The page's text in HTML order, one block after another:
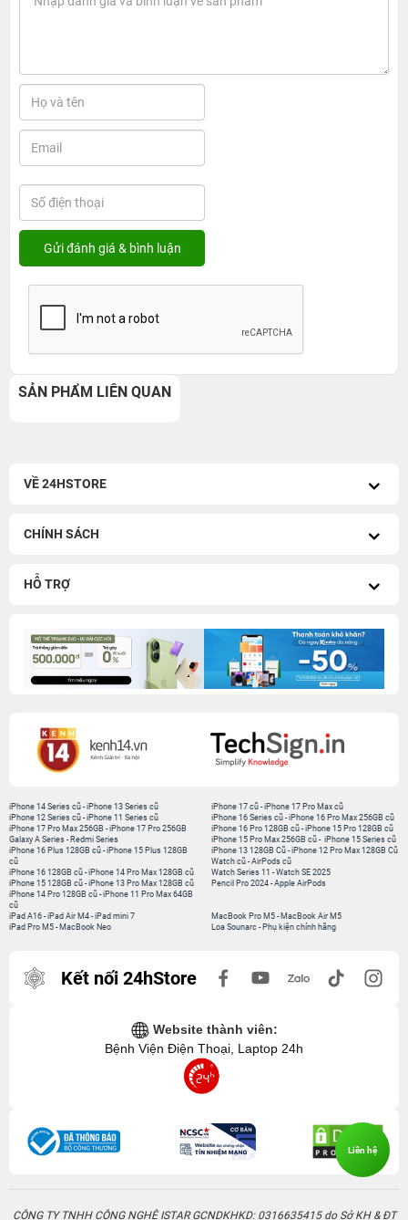
SẢN PHẨM LIÊN QUAN
VỀ 24HSTORE
CHÍNH SÁCH
HỖ TRỢ
iPhone 14 Series cũ -iPhone 13 Series cũ
iPhone 12 Series cũ -iPhone 11 Series cũ
iPhone 17 Pro Max 256GB -iPhone 17 Pro 256GB
Galaxy A Series - Redmi Series
iPhone 17 cũ-iPhone 17 Pro Max cũ
iPhone 16 Series cũ- iPhone 16 Pro Max 256GB cũ
iPhone 16 Pro 128GB cũ-iPhone 15 Pro 128GB cũ
iPhone 15 Pro Max 256GB cũ- iPhone 15 Series cũ
iPhone 16 Plus 128GB cũ -iPhone 15 Plus 128GB
cũ
iPhone 16 128GB cũ -iPhone 14 Pro Max 128GB cũ
iPhone 15 128GB cũ -iPhone 13 Pro Max 128GB cũ
iPhone 14 Pro 128GB cũ -iPhone 11 Pro Max 64GB
cũ
iPhone 13 128GB Cũ-iPhone 12 Pro Max 128GB Cũ
Watch cũ-AirPods cũ
Watch Series 11 -Watch SE 2025
Pencil Pro 2024-Apple AirPods
iPad A16 -iPad Air M4 -iPad mini 7
iPad Pro M5 - MacBook Neo
MacBook Pro M5- MacBook Air M5
Loa Sounarc- Phụ kiện chính hãng
Kết nối 24hStore
Website thành viên:
Bệnh Viện Điện Thoại, Laptop 24h
CÔNG TY TNHH CÔNG NGHỆ ISTAR GCNDKHKD: 0316635415 do Sở KH & ĐT
Liên hệ